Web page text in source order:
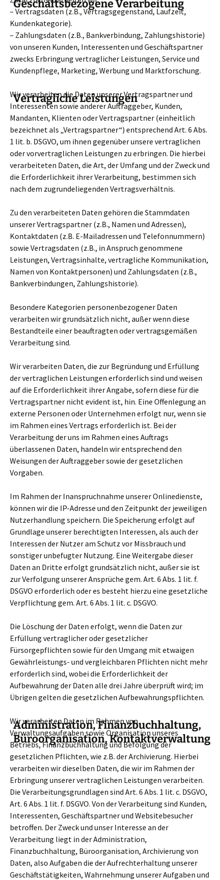
Geschäftsbezogene Verarbeitung
– Vertragsdaten (z.B., Vertragsgegenstand, Laufzeit,
Kundenkategorie).
– Zahlungsdaten (z.B., Bankverbindung, Zahlungshistorie)
von unseren Kunden, Interessenten und Geschäftspartner
zwecks Erbringung vertraglicher Leistungen, Service und
Kundenpflege, Marketing, Werbung und Marktforschung.
Vertragliche Leistungen
Wir verarbeiten die Daten unserer Vertragspartner und
Interessenten sowie anderer Auftraggeber, Kunden,
Mandanten, Klienten oder Vertragspartner (einheitlich
bezeichnet als „Vertragspartner“) entsprechend Art. 6 Abs.
1 lit. b. DSGVO, um ihnen gegenüber unsere vertraglichen
oder vorvertraglichen Leistungen zu erbringen. Die hierbei
verarbeiteten Daten, die Art, der Umfang und der Zweck und
die Erforderlichkeit ihrer Verarbeitung, bestimmen sich
nach dem zugrundeliegenden Vertragsverhältnis.
Zu den verarbeiteten Daten gehören die Stammdaten
unserer Vertragspartner (z.B., Namen und Adressen),
Kontaktdaten (z.B. E-Mailadressen und Telefonnummern)
sowie Vertragsdaten (z.B., in Anspruch genommene
Leistungen, Vertragsinhalte, vertragliche Kommunikation,
Namen von Kontaktpersonen) und Zahlungsdaten (z.B.,
Bankverbindungen, Zahlungshistorie).
Besondere Kategorien personenbezogener Daten
verarbeiten wir grundsätzlich nicht, außer wenn diese
Bestandteile einer beauftragten oder vertragsgemäßen
Verarbeitung sind.
Wir verarbeiten Daten, die zur Begründung und Erfüllung
der vertraglichen Leistungen erforderlich sind und weisen
auf die Erforderlichkeit ihrer Angabe, sofern diese für die
Vertragspartner nicht evident ist, hin. Eine Offenlegung an
externe Personen oder Unternehmen erfolgt nur, wenn sie
im Rahmen eines Vertrags erforderlich ist. Bei der
Verarbeitung der uns im Rahmen eines Auftrags
überlassenen Daten, handeln wir entsprechend den
Weisungen der Auftraggeber sowie der gesetzlichen
Vorgaben.
Im Rahmen der Inanspruchnahme unserer Onlinedienste,
können wir die IP-Adresse und den Zeitpunkt der jeweiligen
Nutzerhandlung speichern. Die Speicherung erfolgt auf
Grundlage unserer berechtigten Interessen, als auch der
Interessen der Nutzer am Schutz vor Missbrauch und
sonstiger unbefugter Nutzung. Eine Weitergabe dieser
Daten an Dritte erfolgt grundsätzlich nicht, außer sie ist
zur Verfolgung unserer Ansprüche gem. Art. 6 Abs. 1 lit. f.
DSGVO erforderlich oder es besteht hierzu eine gesetzliche
Verpflichtung gem. Art. 6 Abs. 1 lit. c. DSGVO.
Die Löschung der Daten erfolgt, wenn die Daten zur
Erfüllung vertraglicher oder gesetzlicher
Fürsorgepflichten sowie für den Umgang mit etwaigen
Gewährleistungs- und vergleichbaren Pflichten nicht mehr
erforderlich sind, wobei die Erforderlichkeit der
Aufbewahrung der Daten alle drei Jahre überprüft wird; im
Übrigen gelten die gesetzlichen Aufbewahrungspflichten.
Administration, Finanzbuchhaltung,
Büroorganisation, Kontaktverwaltung
Wir verarbeiten Daten im Rahmen von
Verwaltungsaufgaben sowie Organisation unseres
Betriebs, Finanzbuchhaltung und Befolgung der
gesetzlichen Pflichten, wie z.B. der Archivierung. Hierbei
verarbeiten wir dieselben Daten, die wir im Rahmen der
Erbringung unserer vertraglichen Leistungen verarbeiten.
Die Verarbeitungsgrundlagen sind Art. 6 Abs. 1 lit. c. DSGVO,
Art. 6 Abs. 1 lit. f. DSGVO. Von der Verarbeitung sind Kunden,
Interessenten, Geschäftspartner und Websitebesucher
betroffen. Der Zweck und unser Interesse an der
Verarbeitung liegt in der Administration,
Finanzbuchhaltung, Büroorganisation, Archivierung von
Daten, also Aufgaben die der Aufrechterhaltung unserer
Geschäftstätigkeiten, Wahrnehmung unserer Aufgaben und